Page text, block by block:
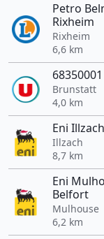
Petro
Rixheim
Rixheim
6,6 km
68350001
Brunstatt
4,0 km
Eni Illzach
Illzach
8,7 km
Eni
Belfort
Mulhouse
6,2 km